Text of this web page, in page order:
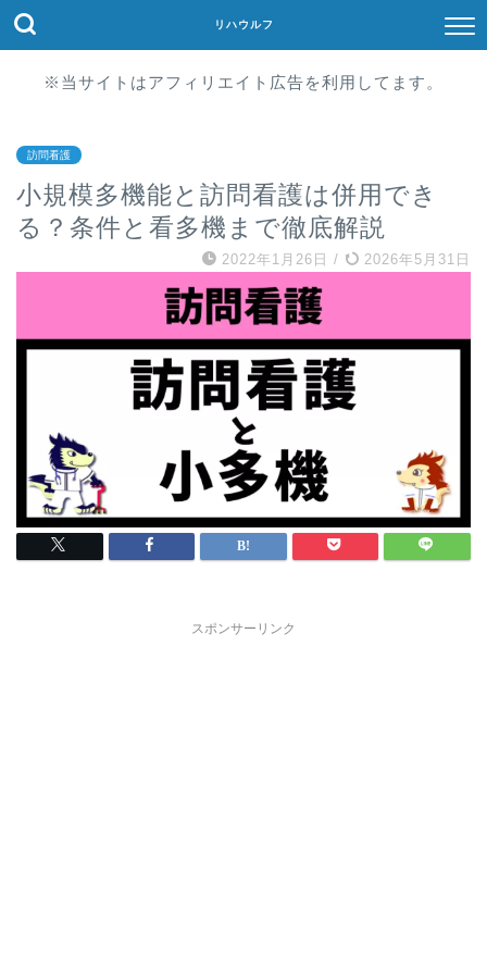
リハウルフ
※当サイトはアフィリエイト広告を利用してます。
訪問看護
小規模多機能と訪問看護は併用でき
る？条件と看多機まで徹底解説
2022年1月26日 / 2026年5月31日
スポンサーリンク